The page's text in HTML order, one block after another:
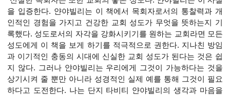
을 입증한다. 얀야빌리는 이 책에서 목회자로서의 통찰력과 개
인적인 경험을 가지고 건강한 교회 성도가 무엇을 뜻하는지 기
록했다. 성도로서의 자각을 강화시키기를 원하는 교회라면 모든
성도에게 이 책을 보게 하기를 적극적으로 권한다. 지나친 방임
과 이기적인 충동의 시대에 신실한 교회 성도가 된다는 것은 쉽
지 않다. 그러나 얀야빌리는 우리에게 그것이 가능하다는 것을
상기시켜 줄 뿐만 아니라 성경적인 실제 예를 통해 그것이 필요
하다고 도전한다. 나는 단지 타비티 얀야빌리의 생각과 마음을